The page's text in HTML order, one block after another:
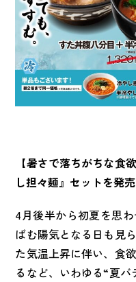
【暑さで落ちがちな食
し担々麺』セットを発売
4月後半から初夏を思
ばむ陽気となる日も見
た気温上昇に伴い、食
るなど、いわゆる“夏